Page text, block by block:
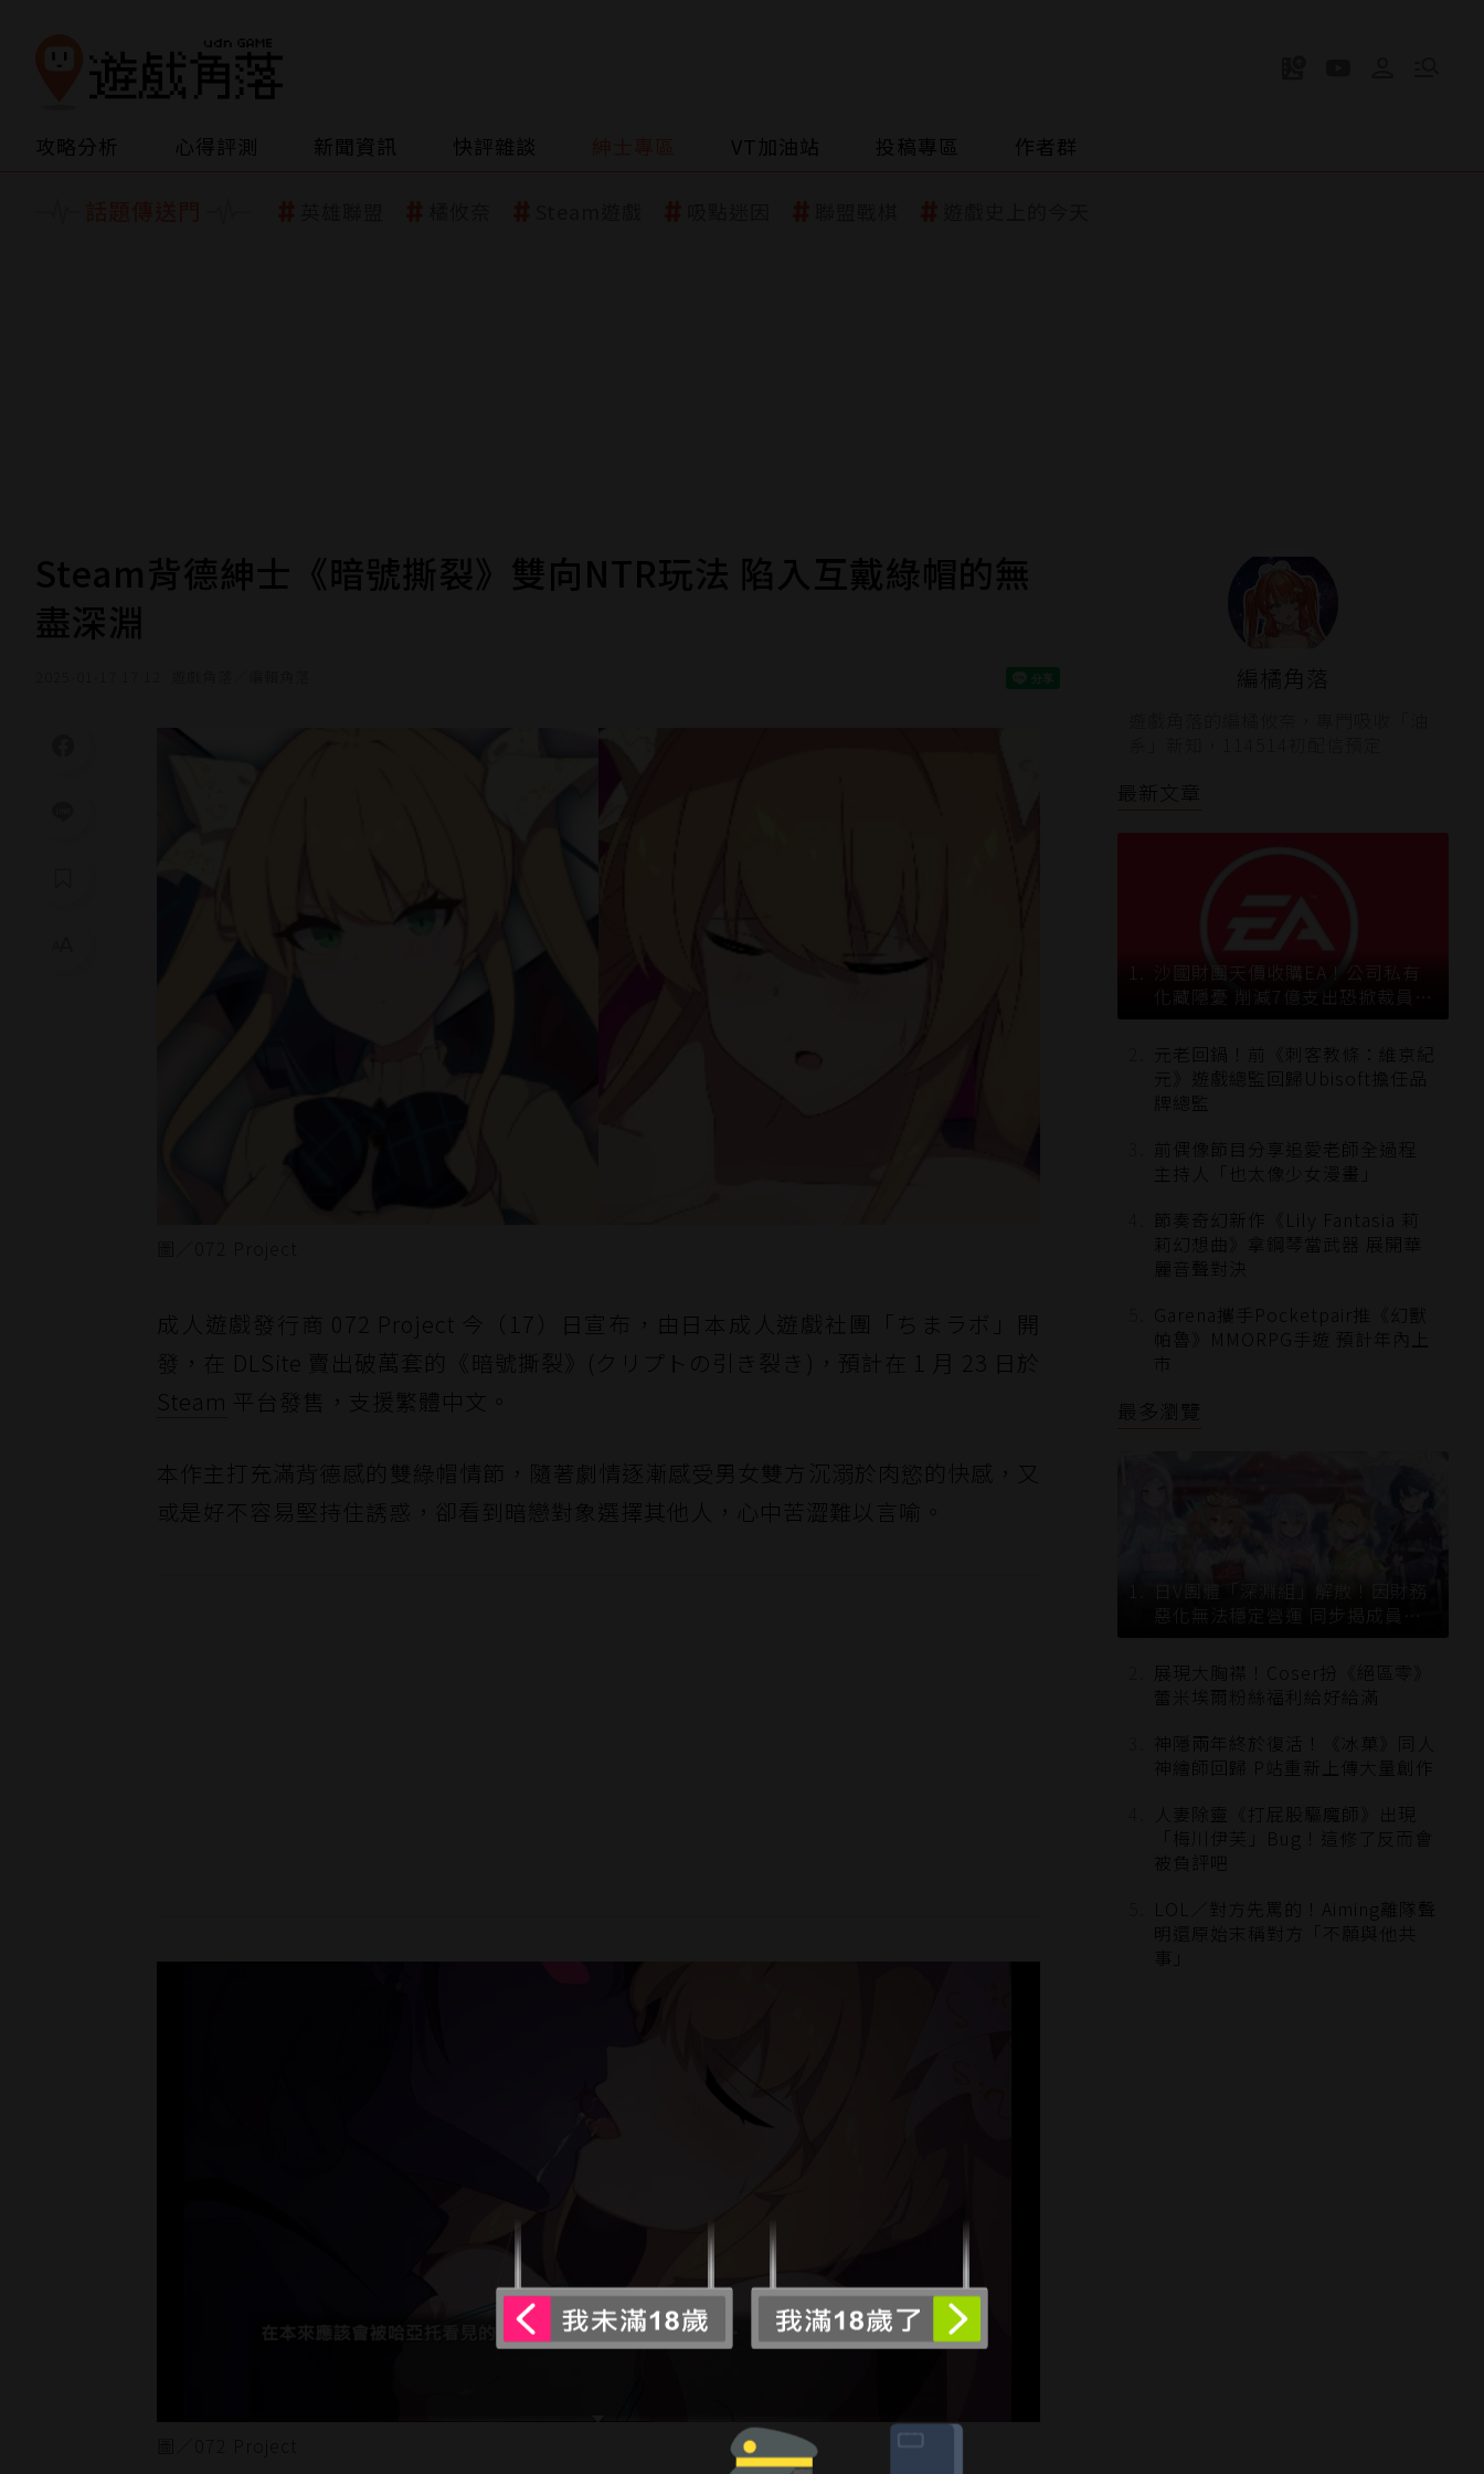
攻略分析 心得評測 新聞資訊 快評雜談 VT加油站 投稿專區 作者群
Steam背德紳士《暗號撕裂》雙向NTR玩法 陷入互戴綠帽的無
盡深淵
成人遊戲發行商 072 Project 今（17）日宣布，由日本成人遊戲社團「ちまラボ」開
發，在 DLSite 賣出破萬套的《暗號撕裂》(クリプトの引き裂き)，預計在 1 月 23 日於
Steam 平台發售，支援繁體中文。
本作主打充滿背德感的雙綠帽情節，隨著劇情逐漸感受男女雙方沉溺於肉慾的快感，又
或是好不容易堅持住誘惑，卻看到暗戀對象選擇其他人，心中苦澀難以言喻。
編橘角落
最新文章
沙國財團天價收購EA！公司私有
化藏隱憂 削減7億支出恐掀裁員風
暴？
元老回鍋！前《刺客教條：維京紀
元》遊戲總監回歸Ubisoft擔任品
牌總監
前偶像節目分享追愛老師全過程
主持人「也太像少女漫畫」
節奏奇幻新作《Lily Fantasia 莉
莉幻想曲》拿鋼琴當武器 展開華
麗音聲對決
Garena攜手Pocketpair推《幻獸
帕魯》MMORPG手遊 預計年內上
市
最多瀏覽
惡化無法穩定營運 同步揭成員未
來去向
展現大胸襟！Coser扮《絕區零》
蕾米埃爾粉絲福利給好給滿
神隱兩年終於復活！《冰菓》同人
神繪師回歸 P站重新上傳大量創作
人妻除靈《打屁股驅魔師》出現
「梅川伊芙」Bug！這修了反而會
被負評吧
LOL／對方先罵的！Aiming離隊聲
明還原始末稱對方「不願與他共
事」